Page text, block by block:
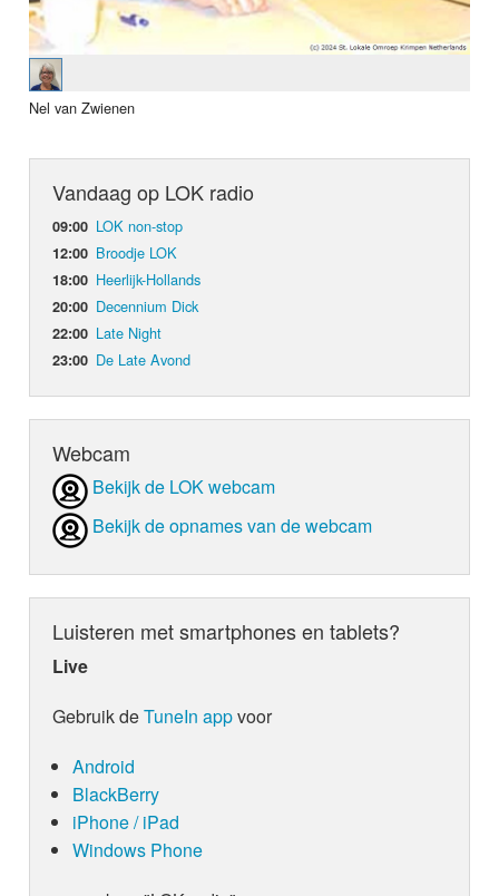
Nel van Zwienen
Vandaag op LOK radio
09:00 LOK non-stop
12:00 Broodje LOK
18:00 Heerlijk-Hollands
20:00 Decennium Dick
22:00 Late Night
23:00 De Late Avond
Webcam
Bekijk de LOK webcam
Bekijk de opnames van de webcam
Luisteren met smartphones en tablets?
Live
Gebruik deTuneIn appvoor
Android
BlackBerry
iPhone / iPad
Windows Phone